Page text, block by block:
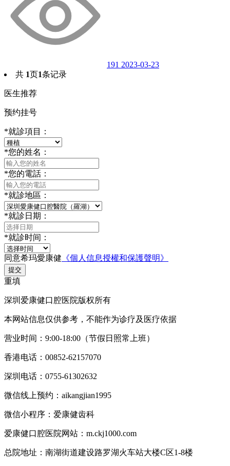
191 2023-03-23
共 1页1条记录
医生推荐
预约挂号
*就診項目：
*您的姓名：
*您的電話：
*就診地區：
*就診日期：
*就診时间：
同意希玛愛康健 《個人信息授權和保護聲明》
提交
重填
深圳爱康健口腔医院版权所有
本网站信息仅供参考，不能作为诊疗及医疗依据
营业时间：9:00-18:00（节假日照常上班）
香港电话：00852-62157070
深圳电话：0755-61302632
微信线上预约：aikangjian1995
微信小程序：爱康健齿科
爱康健口腔医院网站：m.ckj1000.com
总院地址：南湖街道建设路罗湖火车站大楼C区1-8楼